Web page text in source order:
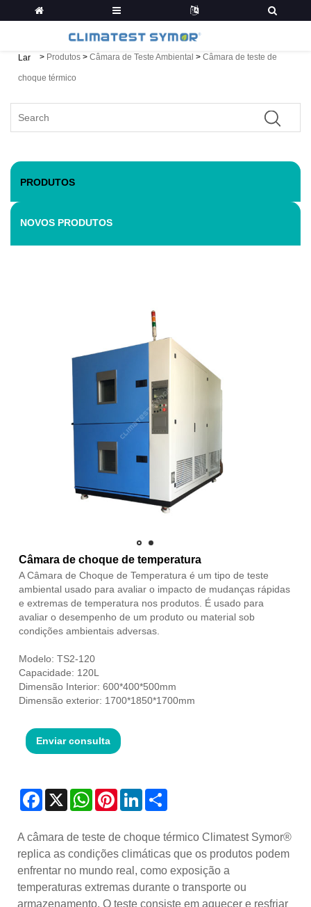
Lar > Produtos > Câmara de Teste Ambiental > Câmara de teste de
choque térmico
PRODUTOS
NOVOS PRODUTOS
Câmara de choque de temperatura
A Câmara de Choque de Temperatura é um tipo de teste
ambiental usado para avaliar o impacto de mudanças rápidas
e extremas de temperatura nos produtos. É usado para
avaliar o desempenho de um produto ou material sob
condições ambientais adversas.
Modelo: TS2-120
Capacidade: 120L
Dimensão Interior: 600*400*500mm
Dimensão exterior: 1700*1850*1700mm
Enviar consulta
Facebook
X WhatsAppPinterestLinkedIn
A câmara de teste de choque térmico Climatest Symor®
replica as condições climáticas que os produtos podem
enfrentar no mundo real, como exposição a
temperaturas extremas durante o transporte ou
armazenamento. O teste consiste em aquecer e resfriar